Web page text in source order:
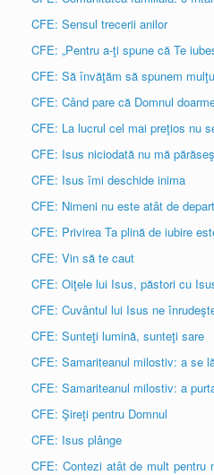
CFE: Sensul trecerii anilor
CFE: „Pentru a-ţi spune că Te
CFE: Să învăţăm să spunem
CFE: Când pare că Domnul
CFE: La lucrul cel mai preţios nu
CFE: Isus niciodată nu mă
CFE: Isus îmi deschide inima
CFE: Nimeni nu este atât de
CFE: Privirea Ta plină de iubire
CFE: Vin să te caut
CFE: Oiţele lui Isus, păstori cu
CFE: Cuvântul lui Isus ne
CFE: Sunteţi lumină, sunteţi sare
CFE: Samariteanul milostiv: a se
CFE: Samariteanul milostiv: a
CFE: Şireţi pentru Domnul
CFE: Isus plânge
CFE: Contezi atât de mult